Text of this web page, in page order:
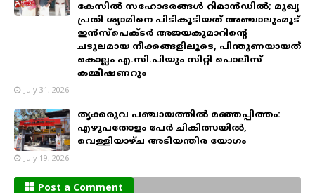
കേസിൽ സഹോദരങ്ങൾ റിമാൻഡിൽ; മുഖ്യ
പ്രതി ശ്യാമിനെ പിടികൂടിയത് അഞ്ചാലുംമൂട്
ഇൻസ്പെക്ടർ അജയകുമാറിന്റെ
ചടുലമായ നീക്കങ്ങളിലൂടെ, പിന്തുണയായത്
കൊല്ലം എ.സി.പിയും സിറ്റി പൊലീസ്
കമ്മീഷണറും
July 31, 2026
തൃക്കരുവ പഞ്ചായത്തിൽ മഞ്ഞപ്പിത്തം:
എഴുപതോളം പേർ ചികിത്സയിൽ,
വെള്ളിയാഴ്ച അടിയന്തിര യോഗം
July 19, 2026
Post a Comment